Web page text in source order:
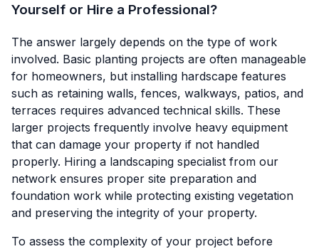
Yourself or Hire a Professional?
The answer largely depends on the type of work
involved. Basic planting projects are often manageable
for homeowners, but installing hardscape features
such as retaining walls, fences, walkways, patios, and
terraces requires advanced technical skills. These
larger projects frequently involve heavy equipment
that can damage your property if not handled
properly. Hiring a landscaping specialist from our
network ensures proper site preparation and
foundation work while protecting existing vegetation
and preserving the integrity of your property.
To assess the complexity of your project before